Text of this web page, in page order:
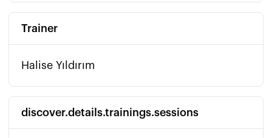
Trainer
Halise Yıldırım
discover.details.trainings.sessions